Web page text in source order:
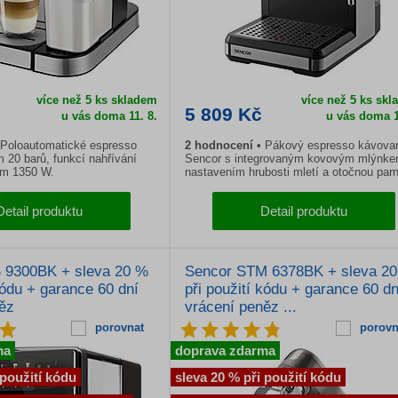
více než 5 ks skladem
u vás doma 11. 8.
Poloautomatické espresso
20 barů, funkcí nahřívání
1350 W.
produktu
5 809 Kč
více než 5 ks
u vás doma
2 hodnocení
Pákový espresso kávovar
Sencor s integrovaným kovovým
nastavením hrubosti mletí a otočnou
Detail produktu
9300BK + sleva 20 %
+ garance 60 dní
porovnat
kódu
Sencor STM 6378BK + sleva
při použití kódu + garance 60
vrácení peněz ...
doprava zdarma
sleva 20 % při použití kódu